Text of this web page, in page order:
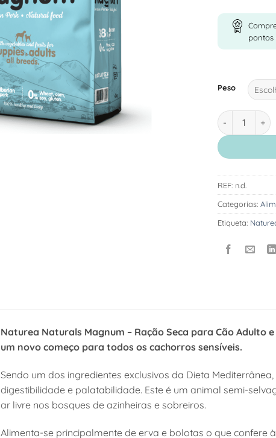
pontos
Peso
Quantidade
REF: n.d.
Categorias:
Etiqueta:
Naturea Naturals Magnum – Ração Seca para Cão Adulto
um novo começo para todos os cachorros sensíveis.
Sendo um dos ingredientes exclusivos da Dieta
digestibilidade e palatabilidade. Este é um animal semi-
ar livre nos bosques de azinheiras e sobreiros.
Alimenta-se principalmente de erva e bolotas o que confere